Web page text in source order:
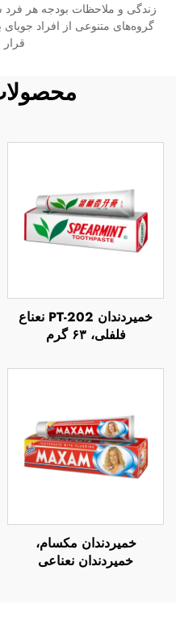
زندگی و ملاحظات بودجه هر فرد
گروه‌های متنوعی از افراد
خمیردندان PT-202 نعناع
فلفلی، ۶۳ گرم
خمیردندان مکسام،
خمیردندان نعناعی